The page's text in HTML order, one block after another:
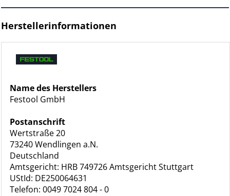
Herstellerinformationen
Name des Herstellers
Festool GmbH
Postanschrift
Wertstraße 20
73240 Wendlingen a.N.
Deutschland
Amtsgericht: HRB 749726 Amtsgericht Stuttgart
UStId: DE250064631
Telefon: 0049 7024 804 - 0